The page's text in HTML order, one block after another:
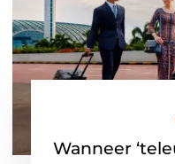
Wanneer